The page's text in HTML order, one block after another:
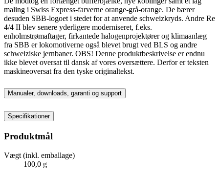
maling i Swiss Express-farverne orange-grå-orange. De bærer
desuden SBB-logoet i stedet for at anvende schweizkryds. Andre Re
4/4 II blev senere yderligere moderniseret, f.eks.
enholmstrømaftager, firkantede halogenprojektører og klimaanlæg
fra SBB er lokomotiverne også blevet brugt ved BLS og andre
schweiziske jernbaner. OBS! Denne produktbeskrivelse er endnu
ikke blevet oversat til dansk af vores oversættere. Derfor er teksten
maskineoversat fra den tyske originaltekst.
Manualer, downloads, garanti og support
Specifikationer
Produktmål
Vægt (inkl. emballage)
100,0 g